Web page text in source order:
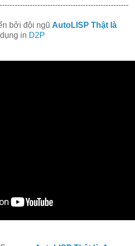
bởi đội ngũ AutoLISP Thật là
in D2P